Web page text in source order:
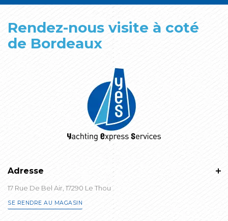
Rendez-nous visite à coté
de Bordeaux
Adresse
17 Rue De Bel Air, 17290 Le Thou
SE RENDRE AU MAGASIN